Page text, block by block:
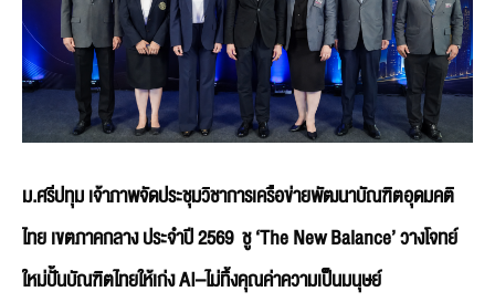
ม.ศรีปทุม เจ้าภาพจัดประชุมวิชาการเครือข่ายพัฒนาบัณฑิตอุดมคติ
ไทย เขตภาคกลาง ประจำปี 2569 ชู ‘The New Balance’ วางโจทย์
ใหม่ปั้นบัณฑิตไทยให้เก่ง AI–ไม่ทิ้งคุณค่าความเป็นมนุษย์